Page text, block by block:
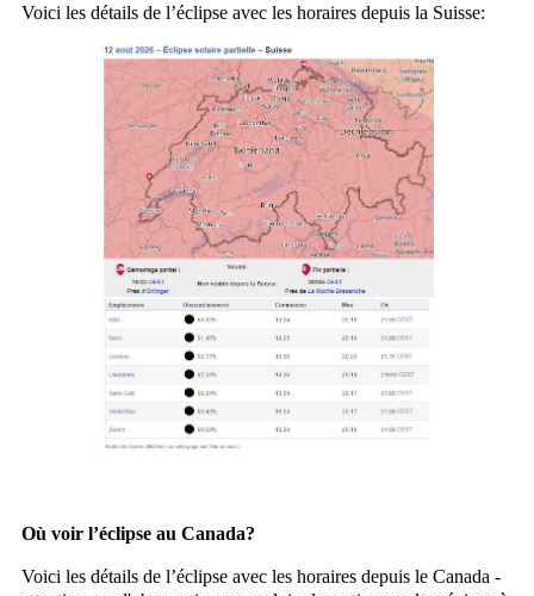
Voici les détails de l’éclipse avec les horaires depuis la Suisse:
Où voir l’éclipse au Canada?
Voici les détails de l’éclipse avec les horaires depuis le Canada -